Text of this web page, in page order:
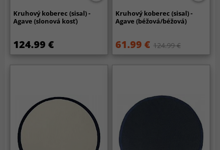
Kruhový koberec (sisal) -
Agave (slonová kosť)
124.99 €
Kruhový koberec (sisal) -
Agave (béžová/béžová)
61.99 € 124.99 €